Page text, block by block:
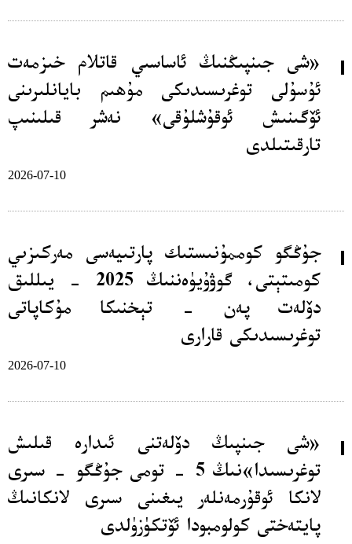
«شى جىنپىڭنىڭ ئاساسىي قاتلام خىزمەت
ئۇسۇلى توغرىسىدىكى مۇھىم بايانلىرىنى
ئۆگىنىش ئوقۇشلۇقى» نەشر قىلىنىپ
تارقىتىلدى
2026-07-10
جۇڭگو كوممۇنىستىك پارتىيەسى مەركىزىي
كومىتېتى، گوۋۇيۈەننىڭ 2025 - يىللىق
دۆلەت پەن - تېخنىكا مۇكاپاتى
توغرىسىدىكى قارارى
2026-07-10
«شى جىنپىڭ دۆلەتنى ئىدارە قىلىش
توغرىسىدا»نىڭ 5 - تومى جۇڭگو - سىرى
لانكا ئوقۇرمەنلەر يىغىنى سىرى لانكانىڭ
پايتەختى كولومبودا ئۆتكۈزۈلدى